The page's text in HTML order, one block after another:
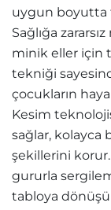
uygun boyutta
Sağlığa
minik eller için
tekniği
çocukların
Kesim
sağlar, kolayca
şekillerini
gururla
tabloya